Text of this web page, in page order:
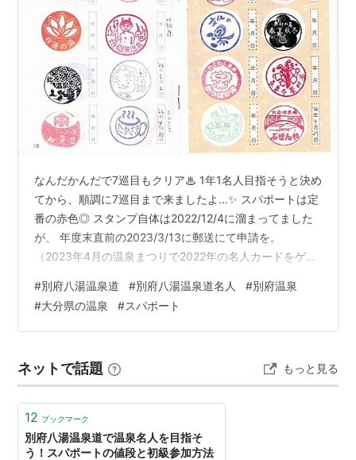
なんだかんだで7巡目もクリア♨ 1年1名人目指そうと決め
てから、順調に7巡目まで来ましたよ…✨ スパポートは定
番の赤色◎ スタンプ自体は2022/12/4に溜まってました
が、 年度末直前の2023/3/13に郵送にて申請を。
（2023年4月の温泉まつりで2022年の名人カードをゲッ
アスタンプか、スタンプリニュアルの箇所です※黒太字は
痛恨のダブルスタンプです…orz →今回は無かったみた
い！ トキハ別府店足湯／血の池地獄／大分空港足湯／不
／亀の井ホテル／上原（かみはる）／弓ヶ浜／ふじみ／
的ヶ浜…
#別府八湯温泉道 #別府八湯温泉道名人 #別府温泉
#大分県の温泉 #スパポート
ネットで話題 もっと見る
12 ブックマーク
別府八湯温泉道で温泉名人を目指そ
う！スパポートの値段と初級参加方法